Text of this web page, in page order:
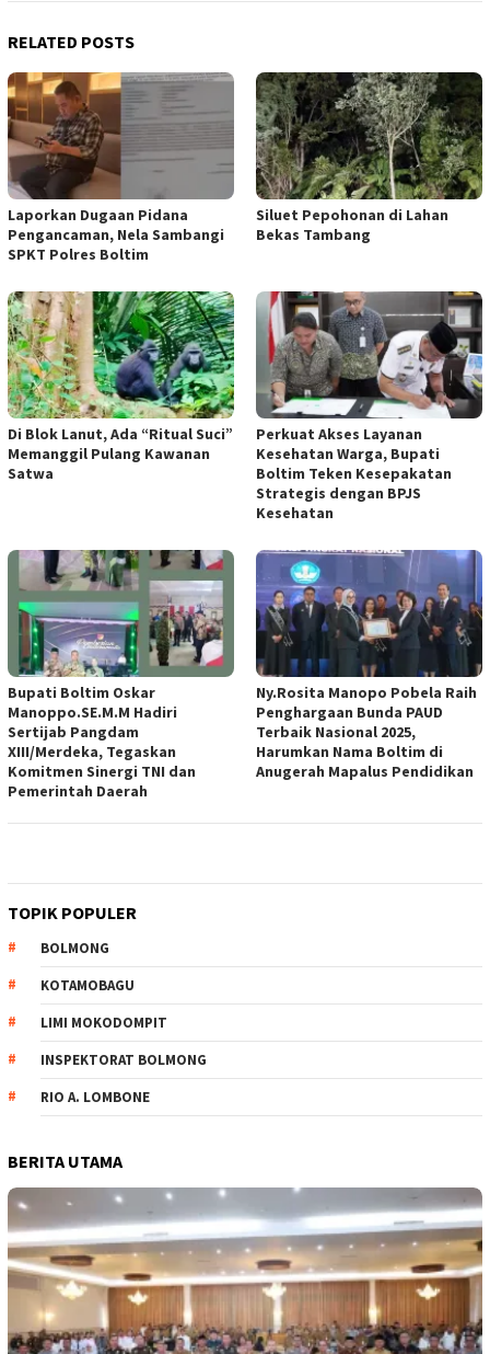
RELATED POSTS
Laporkan Dugaan Pidana
Pengancaman, Nela Sambangi
SPKT Polres Boltim
Siluet Pepohonan di Lahan
Bekas Tambang
Di Blok Lanut, Ada “Ritual Suci”
Memanggil Pulang Kawanan
Satwa
Perkuat Akses Layanan
Kesehatan Warga, Bupati
Boltim Teken Kesepakatan
Strategis dengan BPJS
Kesehatan
Bupati Boltim Oskar
Manoppo.SE.M.M Hadiri
Sertijab Pangdam
XIII/Merdeka, Tegaskan
Komitmen Sinergi TNI dan
Pemerintah Daerah
Ny.Rosita Manopo Pobela Raih
Penghargaan Bunda PAUD
Terbaik Nasional 2025,
Harumkan Nama Boltim di
Anugerah Mapalus Pendidikan
TOPIK POPULER
BOLMONG
KOTAMOBAGU
LIMI MOKODOMPIT
INSPEKTORAT BOLMONG
RIO A. LOMBONE
BERITA UTAMA